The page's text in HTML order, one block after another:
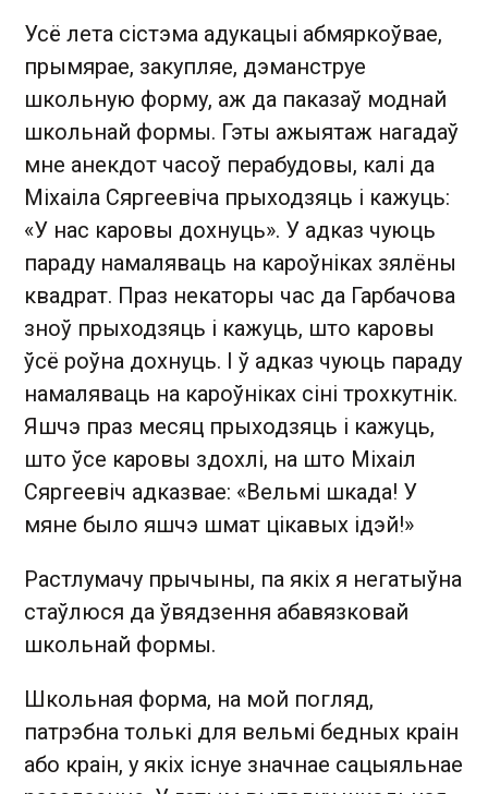
Усё лета сістэма адукацыі абмяркоўвае,
прымярае, закупляе, дэманструе
школьную форму, аж да паказаў моднай
школьнай формы. Гэты ажыятаж нагадаў
мне анекдот часоў перабудовы, калі да
Міхаіла Сяргеевіча прыходзяць і кажуць:
«У нас каровы дохнуць». У адказ чуюць
параду намаляваць на кароўніках зялёны
квадрат. Праз некаторы час да Гарбачова
зноў прыходзяць і кажуць, што каровы
ўсё роўна дохнуць. І ў адказ чуюць параду
намаляваць на кароўніках сіні трохкутнік.
Яшчэ праз месяц прыходзяць і кажуць,
што ўсе каровы здохлі, на што Міхаіл
Сяргеевіч адказвае: «Вельмі шкада! У
мяне было яшчэ шмат цікавых ідэй!»
Растлумачу прычыны, па якіх я негатыўна
стаўлюся да ўвядзення абавязковай
школьнай формы.
Школьная форма, на мой погляд,
патрэбна толькі для вельмі бедных краін
або краін, у якіх існуе значнае сацыяльнае